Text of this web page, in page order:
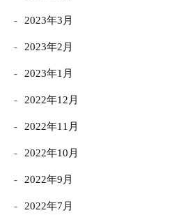
2023年3月
2023年2月
2023年1月
2022年12月
2022年11月
2022年10月
2022年9月
2022年7月